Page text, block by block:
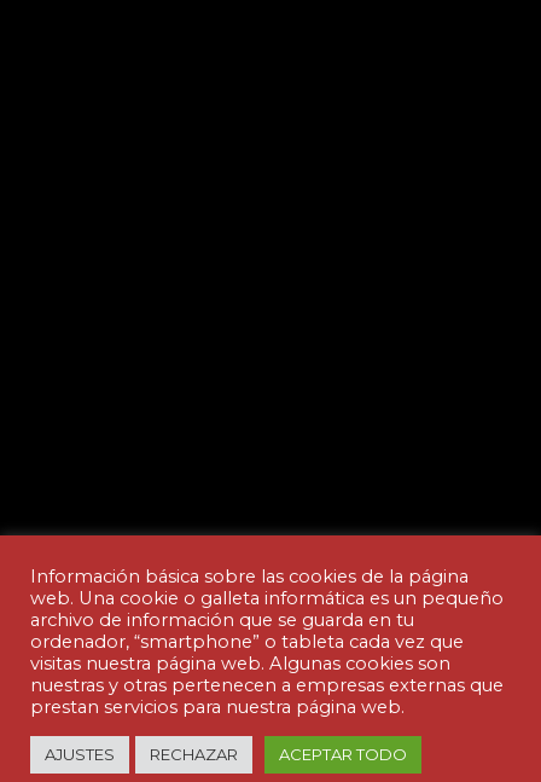
Aviso legal y Política de privacidad
© Copyright - ACADEMIA CEDES | made by
nuteco
Información básica sobre las cookies de la página
web. Una cookie o galleta informática es un pequeño
archivo de información que se guarda en tu
ordenador, “smartphone” o tableta cada vez que
visitas nuestra página web. Algunas cookies son
nuestras y otras pertenecen a empresas externas que
prestan servicios para nuestra página web.
AJUSTES RECHAZAR ACEPTAR TODO